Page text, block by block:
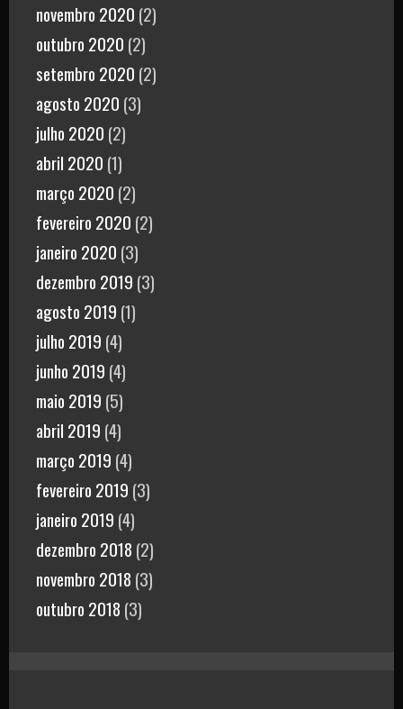
novembro 2020 (2)
outubro 2020 (2)
setembro 2020 (2)
agosto 2020 (3)
julho 2020 (2)
abril 2020 (1)
março 2020 (2)
fevereiro 2020 (2)
janeiro 2020 (3)
dezembro 2019 (3)
agosto 2019 (1)
julho 2019 (4)
junho 2019 (4)
maio 2019 (5)
abril 2019 (4)
março 2019 (4)
fevereiro 2019 (3)
janeiro 2019 (4)
dezembro 2018 (2)
novembro 2018 (3)
outubro 2018 (3)